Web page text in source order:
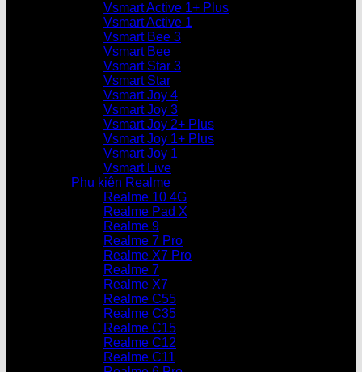
Vsmart Active 1+ Plus
Vsmart Active 1
Vsmart Bee 3
Vsmart Bee
Vsmart Star 3
Vsmart Star
Vsmart Joy 4
Vsmart Joy 3
Vsmart Joy 2+ Plus
Vsmart Joy 1+ Plus
Vsmart Joy 1
Vsmart Live
Phụ kiện Realme
Realme 10 4G
Realme Pad X
Realme 9
Realme 7 Pro
Realme X7 Pro
Realme 7
Realme X7
Realme C55
Realme C35
Realme C15
Realme C12
Realme C11